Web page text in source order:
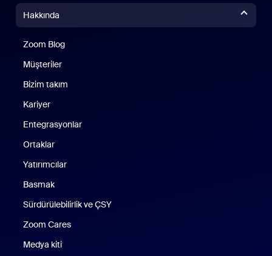
Hakkında
Zoom Blog
Müşteriler
Bizim takım
Kariyer
Entegrasyonlar
Ortaklar
Yatırımcılar
Basmak
Sürdürülebilirlik ve ÇSY
Zoom Cares
Medya kiti